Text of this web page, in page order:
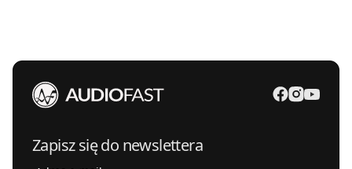
Zapisz się do newslettera